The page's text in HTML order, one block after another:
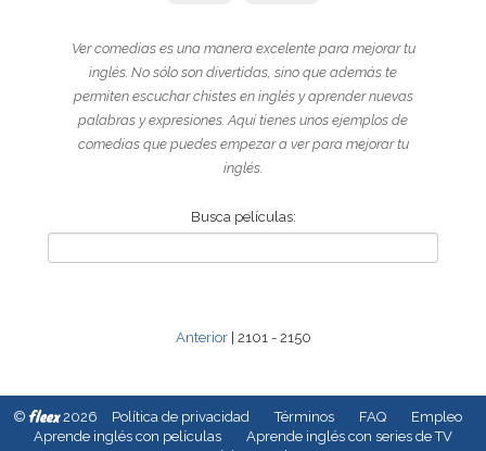
Ver comedias es una manera excelente para mejorar tu
inglés. No sólo son divertidas, sino que además te
permiten escuchar chistes en inglés y aprender nuevas
palabras y expresiones. Aquí tienes unos ejemplos de
comedias que puedes empezar a ver para mejorar tu
inglés.
Busca películas:
Anterior| 2101 - 2150
© fleex2026 Política de privacidad Términos FAQ
Empleo
Aprende inglés con películas
Aprende inglés con series de TV